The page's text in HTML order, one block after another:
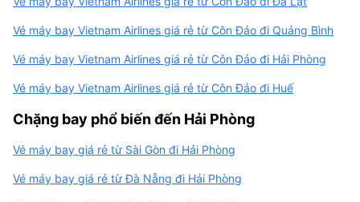
Vé máy bay Vietnam Airlines giá rẻ từ Côn Đảo đi Quảng Bình
Vé máy bay Vietnam Airlines giá rẻ từ Côn Đảo đi Hải Phòng
Vé máy bay Vietnam Airlines giá rẻ từ Côn Đảo đi Huế
Chặng bay phổ biến đến Hải Phòng
Vé máy bay giá rẻ từ Sài Gòn đi Hải Phòng
Vé máy bay giá rẻ từ Đà Nẵng đi Hải Phòng